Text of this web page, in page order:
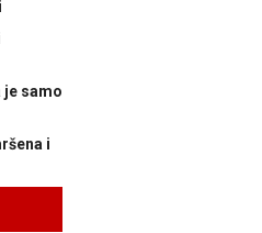
je samo
i